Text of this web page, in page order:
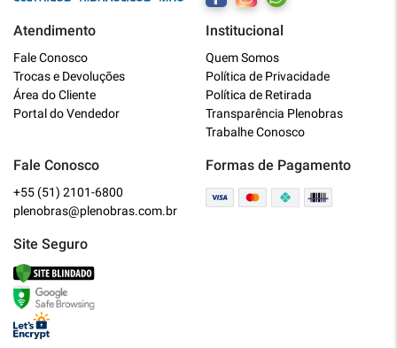
Atendimento
Fale Conosco
Trocas e Devoluções
Área do Cliente
Portal do Vendedor
Institucional
Quem Somos
Política de Privacidade
Política de Retirada
Transparência Plenobras
Trabalhe Conosco
Fale Conosco
+55 (51) 2101-6800
plenobras@plenobras.com.br
Formas de Pagamento
Site Seguro
Online
Bem vindo a Plenobras! Aqui você
encontra toda a linha de materiais
O que você deseja?
Dúvidas técnicas sobre produtos